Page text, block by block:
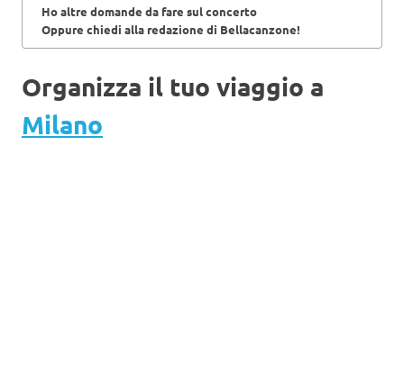
Ho altre domande da fare sul concerto
Oppure chiedi alla redazione di Bellacanzone!
Organizza il tuo viaggio a
Milano